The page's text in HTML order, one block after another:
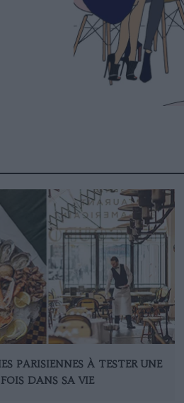
PARISIENNES À TESTER UNE
FOIS DANS SA VIE